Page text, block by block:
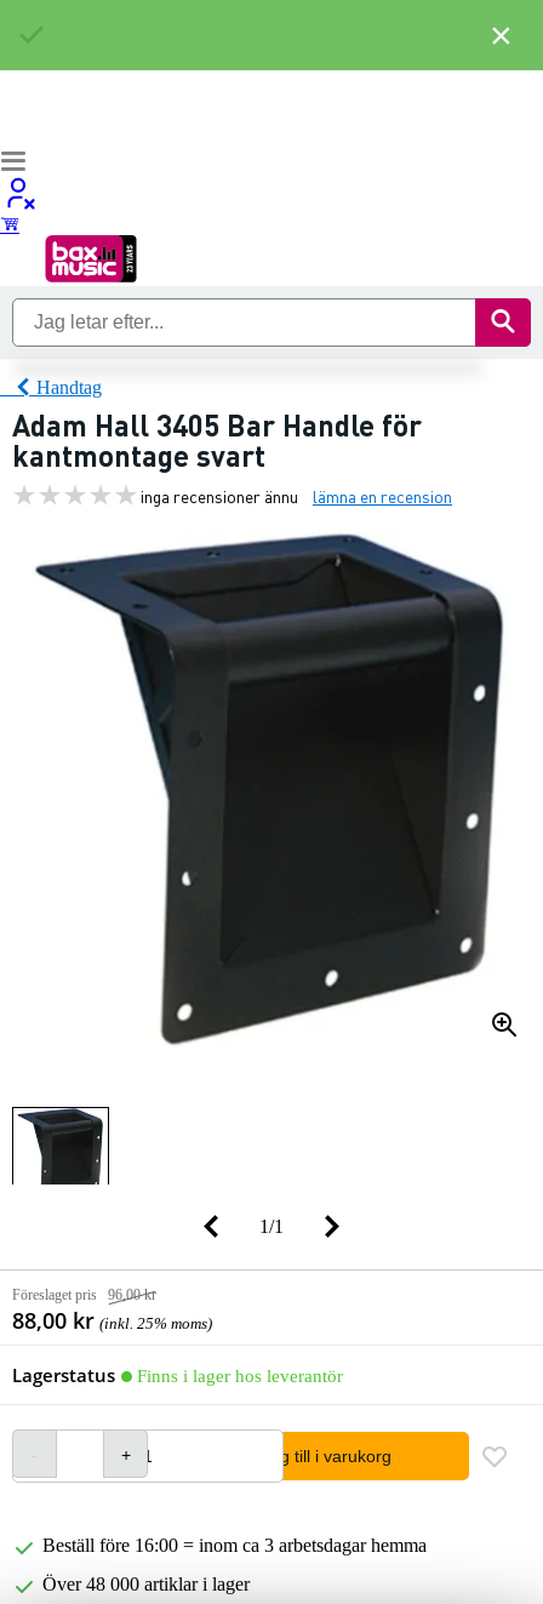
Handtag
Adam Hall 3405 Bar Handle för
kantmontage svart
inga recensioner ännu lämna en recension
1/1
Föreslaget pris 96,00 kr
88,00 kr (inkl. 25% moms)
Lagerstatus Finns i lager hos leverantör
lägg till i varukorg
Beställ före 16:00 = inom ca 3 arbetsdagar hemma
Över 48 000 artiklar i lager
×